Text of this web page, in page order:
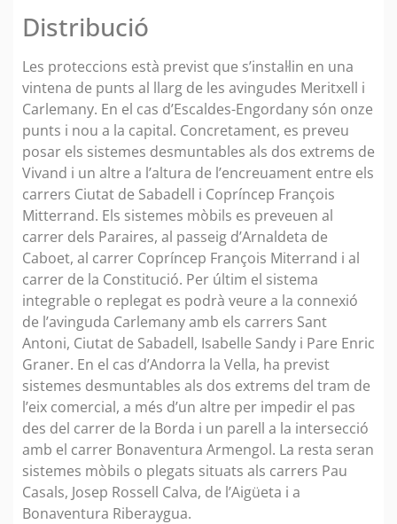
Distribució
Les proteccions està previst que s’instal·lin en una
vintena de punts al llarg de les avingudes Meritxell i
Carlemany. En el cas d’Escaldes-Engordany són onze
punts i nou a la capital. Concretament, es preveu
posar els sistemes desmuntables als dos extrems de
Vivand i un altre a l’altura de l’encreuament entre els
carrers Ciutat de Sabadell i Copríncep François
Mitterrand. Els sistemes mòbils es preveuen al
carrer dels Paraires, al passeig d’Arnaldeta de
Caboet, al carrer Copríncep François Miterrand i al
carrer de la Constitució. Per últim el sistema
integrable o replegat es podrà veure a la connexió
de l’avinguda Carlemany amb els carrers Sant
Antoni, Ciutat de Sabadell, Isabelle Sandy i Pare Enric
Graner. En el cas d’Andorra la Vella, ha previst
sistemes desmuntables als dos extrems del tram de
l’eix comercial, a més d’un altre per impedir el pas
des del carrer de la Borda i un parell a la intersecció
amb el carrer Bonaventura Armengol. La resta seran
sistemes mòbils o plegats situats als carrers Pau
Casals, Josep Rossell Calva, de l’Aigüeta i a
Bonaventura Riberaygua.